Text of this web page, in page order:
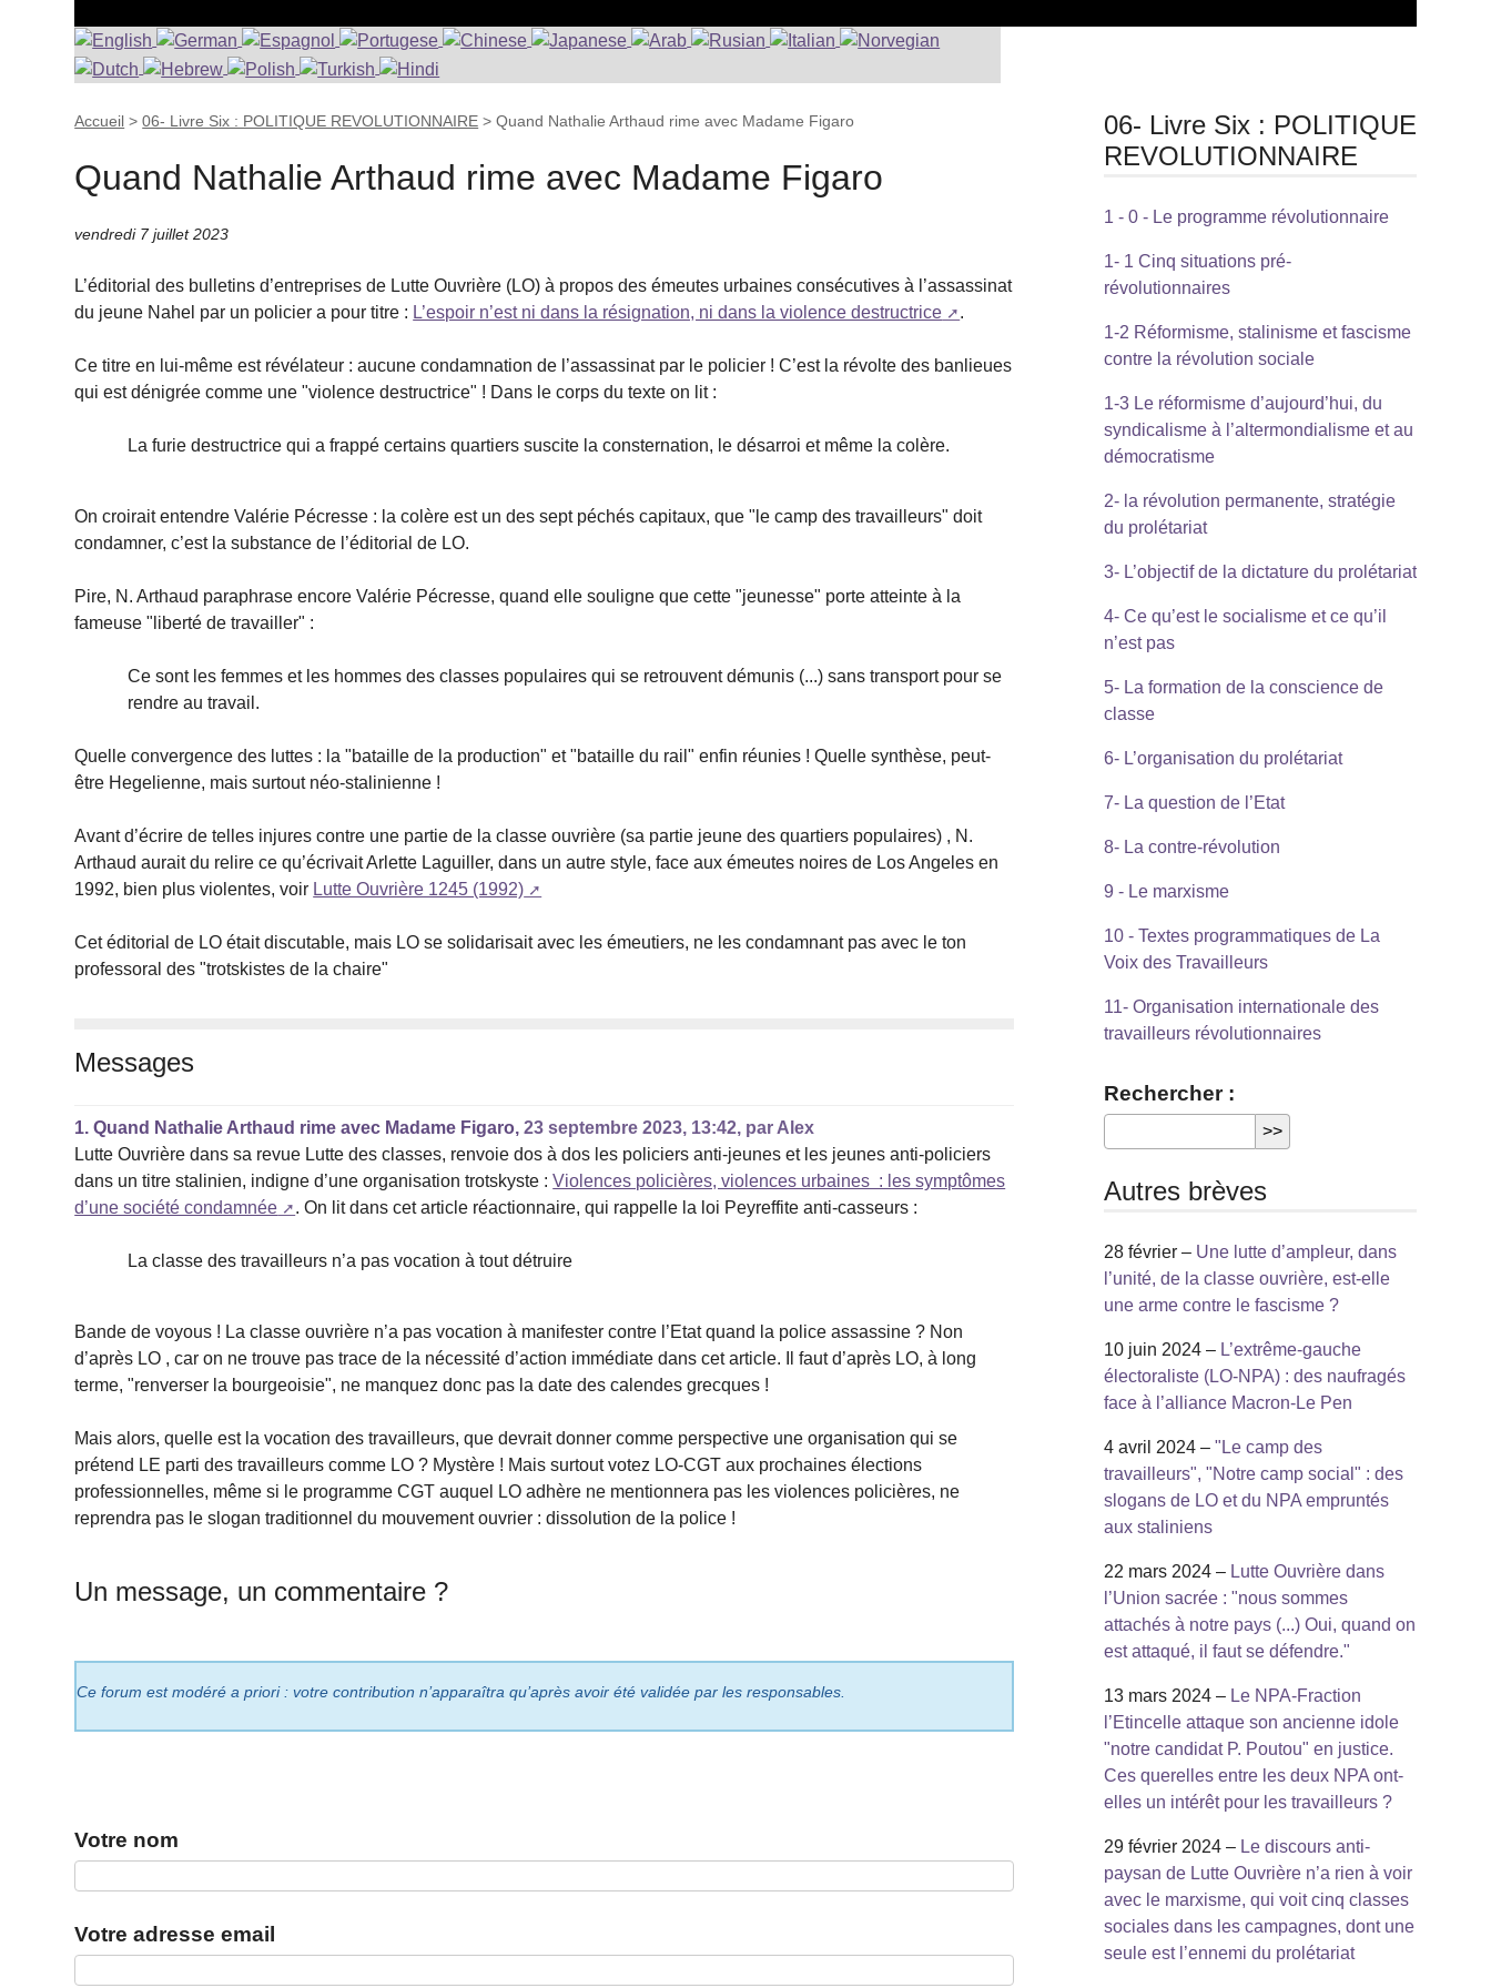
Accueil >06- Livre Six : POLITIQUE REVOLUTIONNAIRE >Quand Nathalie Arthaud rime avec Madame Figaro
Quand Nathalie Arthaud rime avec Madame Figaro
vendredi 7 juillet 2023
L’éditorial des bulletins d’entreprises de Lutte Ouvrière (LO) à propos des émeutes urbaines consécutives à l’assassinat
du jeune Nahel par un policier a pour titre : L’espoir n’est ni dans la résignation, ni dans la violence destructrice .
Ce titre en lui-même est révélateur : aucune condamnation de l’assassinat par le policier ! C’est la révolte des banlieues
qui est dénigrée comme une "violence destructrice" ! Dans le corps du texte on lit :
La furie destructrice qui a frappé certains quartiers suscite la consternation, le désarroi et même la colère.
On croirait entendre Valérie Pécresse : la colère est un des sept péchés capitaux, que "le camp des travailleurs" doit
condamner, c’est la substance de l’éditorial de LO.
Pire, N. Arthaud paraphrase encore Valérie Pécresse, quand elle souligne que cette "jeunesse" porte atteinte à la
fameuse "liberté de travailler" :
Ce sont les femmes et les hommes des classes populaires qui se retrouvent démunis (...) sans transport pour se
rendre au travail.
Quelle convergence des luttes : la "bataille de la production" et "bataille du rail" enfin réunies ! Quelle synthèse, peut-
être Hegelienne, mais surtout néo-stalinienne !
Avant d’écrire de telles injures contre une partie de la classe ouvrière (sa partie jeune des quartiers populaires) , N.
Arthaud aurait du relire ce qu’écrivait Arlette Laguiller, dans un autre style, face aux émeutes noires de Los Angeles en
1992, bien plus violentes, voir Lutte Ouvrière 1245 (1992)
Cet éditorial de LO était discutable, mais LO se solidarisait avec les émeutiers, ne les condamnant pas avec le ton
professoral des "trotskistes de la chaire"
Messages
1. Quand Nathalie Arthaud rime avec Madame Figaro,23 septembre 2023, 13:42, par Alex
Lutte Ouvrière dans sa revue Lutte des classes, renvoie dos à dos les policiers anti-jeunes et les jeunes anti-policiers
dans un titre stalinien, indigne d’une organisation trotskyste :Violences policières, violences urbaines : les symptômes
d’une société condamnée
. On lit dans cet article réactionnaire, qui rappelle la loi Peyreffite anti-casseurs :
La classe des travailleurs n’a pas vocation à tout détruire
Bande de voyous ! La classe ouvrière n’a pas vocation à manifester contre l’Etat quand la police assassine ? Non
d’après LO , car on ne trouve pas trace de la nécessité d’action immédiate dans cet article. Il faut d’après LO, à long
terme, "renverser la bourgeoisie", ne manquez donc pas la date des calendes grecques !
Mais alors, quelle est la vocation des travailleurs, que devrait donner comme perspective une organisation qui se
prétend LE parti des travailleurs comme LO ? Mystère ! Mais surtout votez LO-CGT aux prochaines élections
professionnelles, même si le programme CGT auquel LO adhère ne mentionnera pas les violences policières, ne
reprendra pas le slogan traditionnel du mouvement ouvrier : dissolution de la police !
Un message, un commentaire ?
Ce forum est modéré a priori : votre contribution n’apparaîtra qu’après avoir été validée par les responsables.
Votre nom
Votre adresse email
06- Livre Six : POLITIQUE
REVOLUTIONNAIRE
1 - 0 - Le programme révolutionnaire
1- 1 Cinq situations pré-
révolutionnaires
1-2 Réformisme, stalinisme et fascisme
contre la révolution sociale
1-3 Le réformisme d’aujourd’hui, du
syndicalisme à l’altermondialisme et au
démocratisme
2- la révolution permanente, stratégie
du prolétariat
3- L’objectif de la dictature du prolétariat
4- Ce qu’est le socialisme et ce qu’il
n’est pas
5- La formation de la conscience de
classe
6- L’organisation du prolétariat
7- La question de l’Etat
8- La contre-révolution
9 - Le marxisme
10 - Textes programmatiques de La
Voix des Travailleurs
11- Organisation internationale des
travailleurs révolutionnaires
Rechercher :
Autres brèves
28 février – Une lutte d’ampleur, dans
l’unité, de la classe ouvrière, est-elle
une arme contre le fascisme ?
10 juin 2024 – L’extrême-gauche
électoraliste (LO-NPA) : des naufragés
face à l’alliance Macron-Le Pen
4 avril 2024 – "Le camp des
travailleurs", "Notre camp social" : des
slogans de LO et du NPA empruntés
aux staliniens
22 mars 2024 – Lutte Ouvrière dans
l’Union sacrée : "nous sommes
attachés à notre pays (...) Oui, quand on
est attaqué, il faut se défendre."
13 mars 2024 – Le NPA-Fraction
l’Etincelle attaque son ancienne idole
"notre candidat P. Poutou" en justice.
Ces querelles entre les deux NPA ont-
elles un intérêt pour les travailleurs ?
29 février 2024 – Le discours anti-
paysan de Lutte Ouvrière n’a rien à voir
avec le marxisme, qui voit cinq classes
sociales dans les campagnes, dont une
seule est l’ennemi du prolétariat